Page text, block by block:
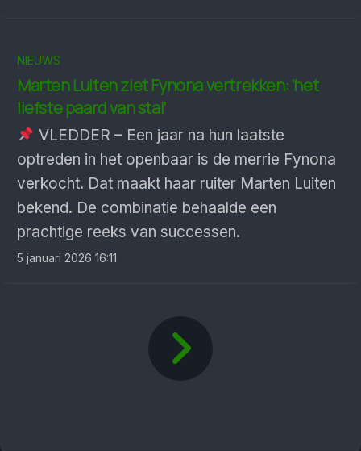
NIEUWS
Marten Luiten ziet Fynona vertrekken: ‘het
liefste paard van stal’
VLEDDER – Een jaar na hun laatste
optreden in het openbaar is de merrie Fynona
verkocht. Dat maakt haar ruiter Marten Luiten
bekend. De combinatie behaalde een
prachtige reeks van successen.
5 januari 2026 16:11